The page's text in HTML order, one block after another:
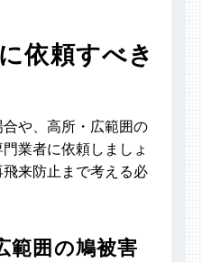
依頼すべき
や、高所・広範囲の
業者に依頼しましょ
来防止まで考える必
範囲の鳩被害